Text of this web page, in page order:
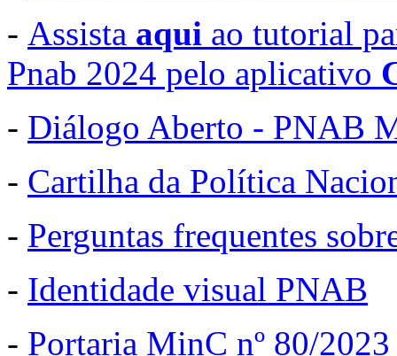
- Assista aqui ao tutorial
Pnab 2024 pelo aplicativo
- Diálogo Aberto - PNAB
- Cartilha da Política
- Perguntas frequentes
- Identidade visual PNAB
- Portaria MinC nº 80/